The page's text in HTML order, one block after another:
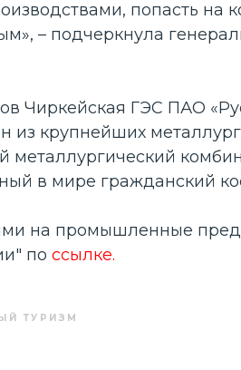
попасть на
», – подчеркнула
Чиркейская ГЭС ПАО
из крупнейших
металлургический
в мире гражданский
на промышленные
по ссылке.
ТУРИЗМ